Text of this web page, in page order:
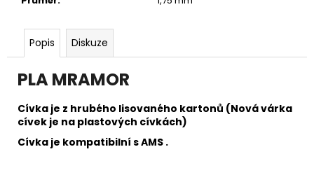
Popis Diskuze
PLA MRAMOR
Cívka je z hrubého lisovaného kartonů (Nová várka
cívek je na plastových cívkách)
Cívka je kompatibilní s AMS .